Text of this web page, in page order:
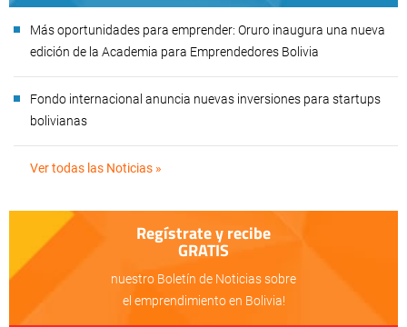
Más oportunidades para emprender: Oruro inaugura una nueva
edición de la Academia para Emprendedores Bolivia
Fondo internacional anuncia nuevas inversiones para startups
bolivianas
Ver todas las Noticias »
Regístrate y recibe
GRATIS
nuestro Boletín de Noticias sobre
el emprendimiento en Bolivia!